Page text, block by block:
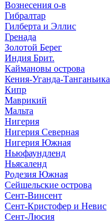
Вознесения о-в
Гибралтар
Гилберта и Эллис
Гренада
Золотой Берег
Индия Брит.
Каймановы острова
Кения-Уганда-Танганьика
Кипр
Маврикий
Мальта
Нигерия
Нигерия Северная
Нигерия Южная
Ньюфаундленд
Ньясаленд
Родезия Южная
Сейшельские острова
Сент-Винсент
Сент-Кристофер и Невис
Сент-Люсия